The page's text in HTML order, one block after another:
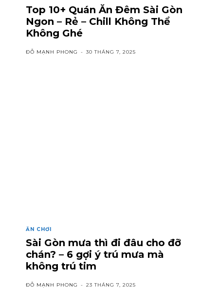
Top 10+ Quán Ăn Đêm Sài Gòn
Ngon – Rẻ – Chill Không Thể
Không Ghé
ĐỖ MẠNH PHONG - 30 THÁNG 7, 2025
ĂN CHƠI
Sài Gòn mưa thì đi đâu cho đỡ
chán? – 6 gợi ý trú mưa mà
không trú tim
ĐỖ MẠNH PHONG - 23 THÁNG 7, 2025